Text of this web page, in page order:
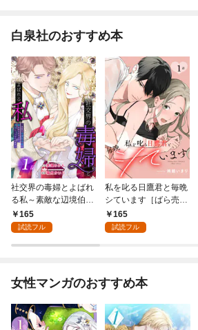
白泉社のおすすめ本
社交界の毒婦とよばれ
る私～素敵な辺境伯令
息に腕を折られたの
で、責任とってもらい
第1話
165
試読フル
私を叱る日鷹君と毎晩
シています［ばら売
り］ 第1話
165
試読フル
女性マンガのおすすめ本